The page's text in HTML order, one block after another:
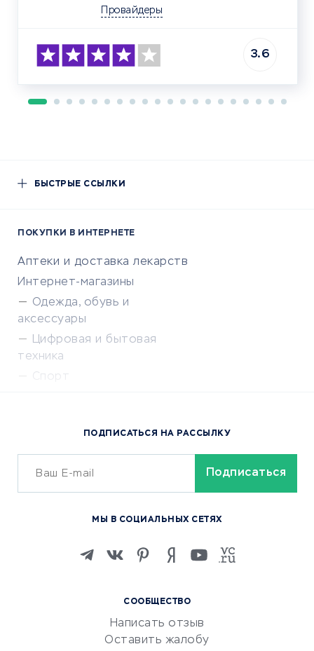
Провайдеры
3.6
БЫСТРЫЕ ССЫЛКИ
ПОКУПКИ В ИНТЕРНЕТЕ
Аптеки и доставка лекарств
Интернет-магазины
Одежда, обувь и
аксессуары
Цифровая и бытовая
техника
Спорт
Сервисы доставки
ОБУЧЕНИЕ И РАБОТА
Изучение иностранных
Маркетинг и продажи
Репетиторство
Красота и здоровье
СООБЩЕСТВО
Написать отзыв
Оставить жалобу
ПОДПИСАТЬСЯ НА РАССЫЛКУ
МЫ В СОЦИАЛЬНЫХ СЕТЯХ